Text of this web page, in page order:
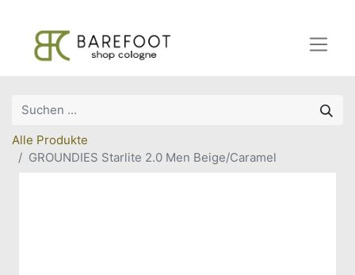
Alle Produkte
GROUNDIES Starlite 2.0 Men Beige/Caramel